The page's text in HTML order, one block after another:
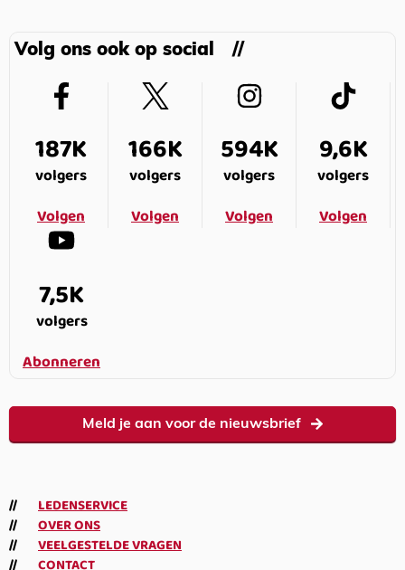
Volg ons ook op social
187K
volgers
Volgen
166K
volgers
Volgen
594K
volgers
Volgen
9,6K
volgers
Volgen
7,5K
volgers
Abonneren
Meld je aan voor de nieuwsbrief
LEDENSERVICE
OVER ONS
VEELGESTELDE VRAGEN
CONTACT